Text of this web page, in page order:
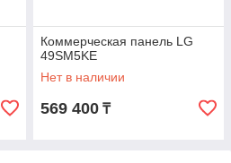
Коммерческая панель LG
49SM5KE
Нет в наличии
569 400 ₸